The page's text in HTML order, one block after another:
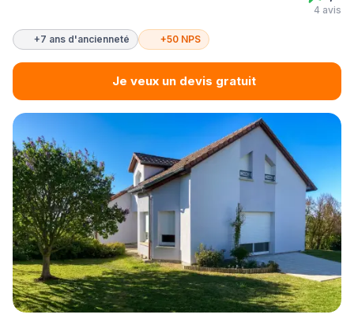
4 avis
+7 ans d'ancienneté +50 NPS
Je veux un devis gratuit